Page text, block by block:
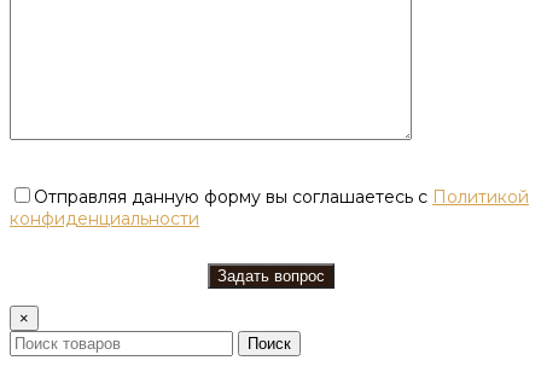
Отправляя данную форму вы соглашаетесь с Политикой
конфиденциальности
×
Поиск